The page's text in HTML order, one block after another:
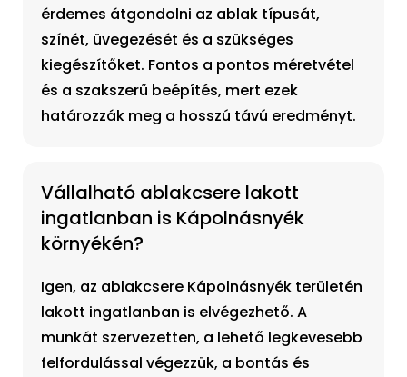
érdemes átgondolni az ablak típusát,
színét, üvegezését és a szükséges
kiegészítőket. Fontos a pontos méretvétel
és a szakszerű beépítés, mert ezek
határozzák meg a hosszú távú eredményt.
Vállalható ablakcsere lakott
ingatlanban is Kápolnásnyék
környékén?
Igen, az ablakcsere Kápolnásnyék területén
lakott ingatlanban is elvégezhető. A
munkát szervezetten, a lehető legkevesebb
felfordulással végezzük, a bontás és